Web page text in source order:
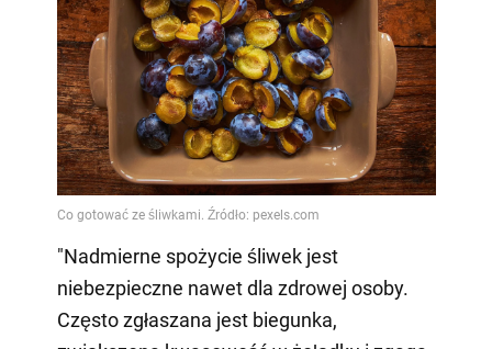
"Nadmierne spożycie śliwek jest
niebezpieczne nawet dla zdrowej osoby.
Często zgłaszana jest biegunka,